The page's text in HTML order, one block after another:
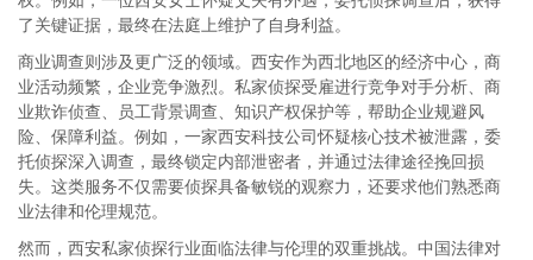
了关键证据，最终在法庭上维护了自身利益。
商业调查则涉及更广泛的领域。西安作为西北地区的经济中心，商
业活动频繁，企业竞争激烈。私家侦探受雇进行竞争对手分析、商
业欺诈侦查、员工背景调查、知识产权保护等，帮助企业规避风
险、保障利益。例如，一家西安科技公司怀疑核心技术被泄露，委
托侦探深入调查，最终锁定内部泄密者，并通过法律途径挽回损
失。这类服务不仅需要侦探具备敏锐的观察力，还要求他们熟悉商
业法律和伦理规范。
然而，西安私家侦探行业面临法律与伦理的双重挑战。中国法律对